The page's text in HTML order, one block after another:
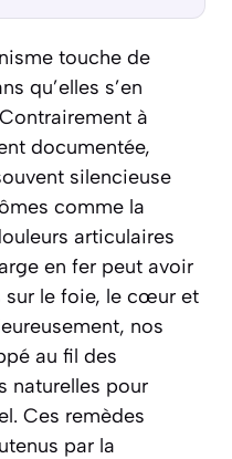
touche de
qu’elles s’en
à
documentée,
silencieuse
comme la
articulaires
en fer peut avoir
sur le foie, le cœur et
nos
au fil des
naturelles pour
Ces remèdes
par la